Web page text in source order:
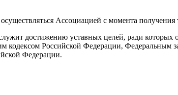
Ассоциацией с момента получения
достижению уставных целей, ради которых
кодексом Российской Федерации, Федеральным
Федерации.